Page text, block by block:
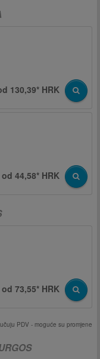
130,39* HRK
od 44,58* HRK
od 73,55* HRK
PDV - moguće su promjene